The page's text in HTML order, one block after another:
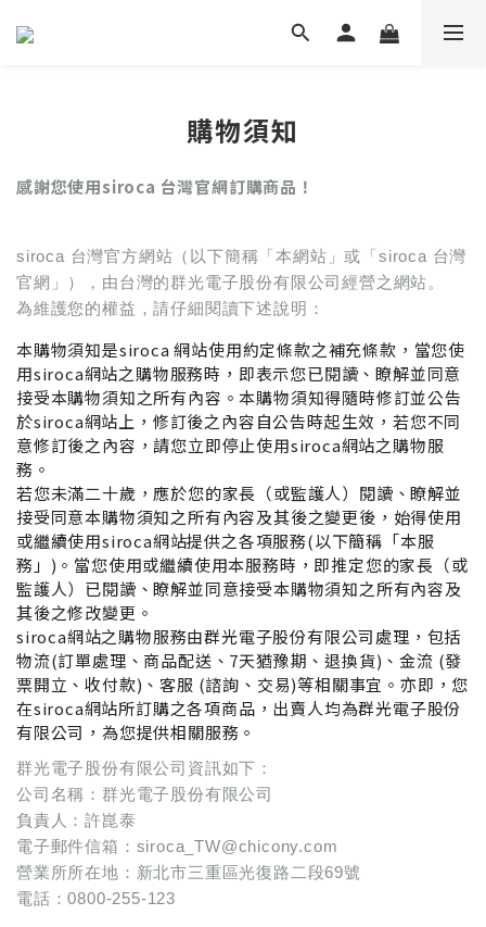
購物須知
感謝您使用siroca 台灣官網訂購商品！
siroca 台灣官方網站（以下簡稱「本網站」或「siroca 台灣
官網」），由台灣的群光電子股份有限公司經營之網站。
為維護您的權益，請仔細閱讀下述說明：
本購物須知是siroca 網站使用約定條款之補充條款，當您使
用siroca網站之購物服務時，即表示您已閱讀、瞭解並同意
接受本購物須知之所有內容。本購物須知得隨時修訂並公告
於siroca網站上，修訂後之內容自公告時起生效，若您不同
意修訂後之內容，請您立即停止使用siroca網站之購物服
務。
若您未滿二十歲，應於您的家長（或監護人）閱讀、瞭解並
接受同意本購物須知之所有內容及其後之變更後，始得使用
或繼續使用siroca網站提供之各項服務(以下簡稱「本服
務」)。當您使用或繼續使用本服務時，即推定您的家長（或
監護人）已閱讀、瞭解並同意接受本購物須知之所有內容及
其後之修改變更。
siroca網站之購物服務由群光電子股份有限公司處理，包括
物流(訂單處理、商品配送、7天猶豫期、退換貨)、金流 (發
票開立、收付款)、客服 (諮詢、交易)等相關事宜。亦即，您
在siroca網站所訂購之各項商品，出賣人均為群光電子股份
有限公司，為您提供相關服務。
群光電子股份有限公司資訊如下：
公司名稱：群光電子股份有限公司
負責人：許崑泰
電子郵件信箱：siroca_TW@chicony.com
營業所所在地：新北市三重區光復路二段69號
電話：0800-255-123